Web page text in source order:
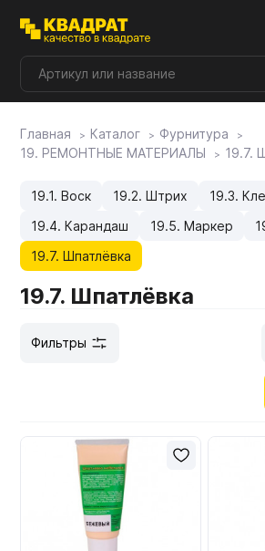
Плитные материалы
Фурнитура
Столешницы
Мебельные образцы, каталоги
Главная Каталог
Фурнитура
19. РЕМОНТНЫЕ МАТЕРИАЛЫ
19.7.
19.1. Воск 19.2. Штрих
19.3.
19.4. Карандаш
19.5. Маркер
19.7. Шпатлёвка
19.7. Шпатлёвка
Фильтры